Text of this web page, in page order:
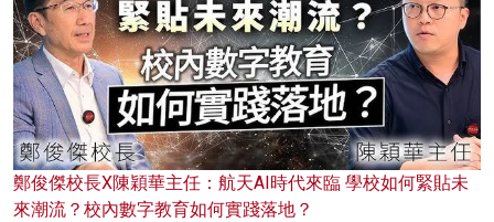
鄭俊傑校長X陳穎華主任：航天AI時代來臨 學校如何緊貼未
來潮流？校內數字教育如何實踐落地？